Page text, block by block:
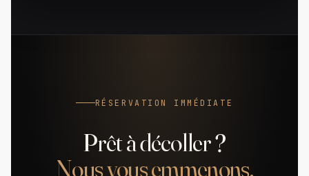
RÉSERVATION IMMÉDIATE
Prêt à décoller ?
Nous vous emmenons.